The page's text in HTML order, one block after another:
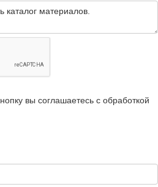
вы соглашаетесь с обработкой